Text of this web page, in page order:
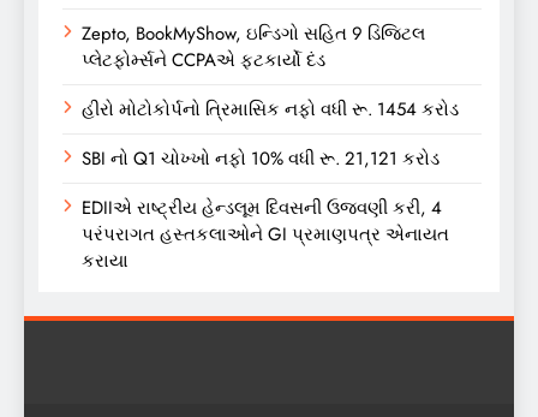
Zepto, BookMyShow, ઇન્ડિગો સહિત 9 ડિજિટલ
પ્લેટફોર્મ્સને CCPAએ ફટકાર્યો દંડ
હીરો મોટોકોર્પનો ત્રિમાસિક નફો વધી રૂ. 1454 કરોડ
SBI નો Q1 ચોખ્ખો નફો 10% વધી રૂ. 21,121 કરોડ
EDIIએ રાષ્ટ્રીય હેન્ડલૂમ દિવસની ઉજવણી કરી, 4
પરંપરાગત હસ્તકલાઓને GI પ્રમાણપત્ર એનાયત
કરાયા